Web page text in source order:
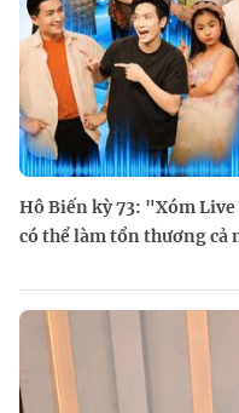
Hô Biến kỳ 73: "Xóm
có thể làm tổn thương cả